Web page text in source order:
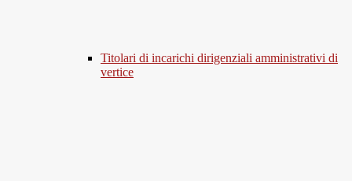
Titolari di incarichi dirigenziali amministrativi di
vertice